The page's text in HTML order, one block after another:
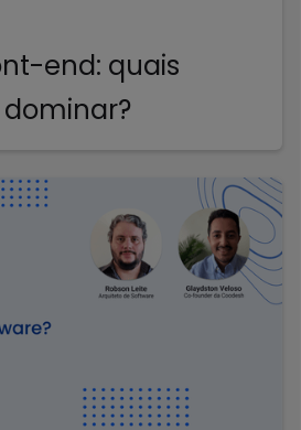
end: quais